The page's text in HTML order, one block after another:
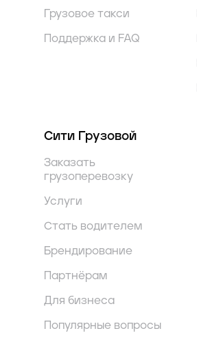
Грузовое такси
Поддержка и FAQ
Сити Грузовой
Заказать
грузоперевозку
Услуги
Стать водителем
Брендирование
Партнёрам
Для бизнеса
Популярные вопросы